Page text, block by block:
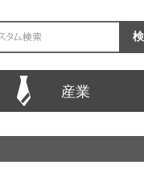
産業